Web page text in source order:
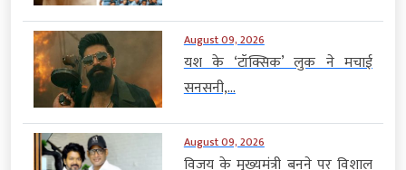
August 09, 2026
यश के ‘टॉक्सिक’ लुक ने मचाई
सनसनी,...
August 09, 2026